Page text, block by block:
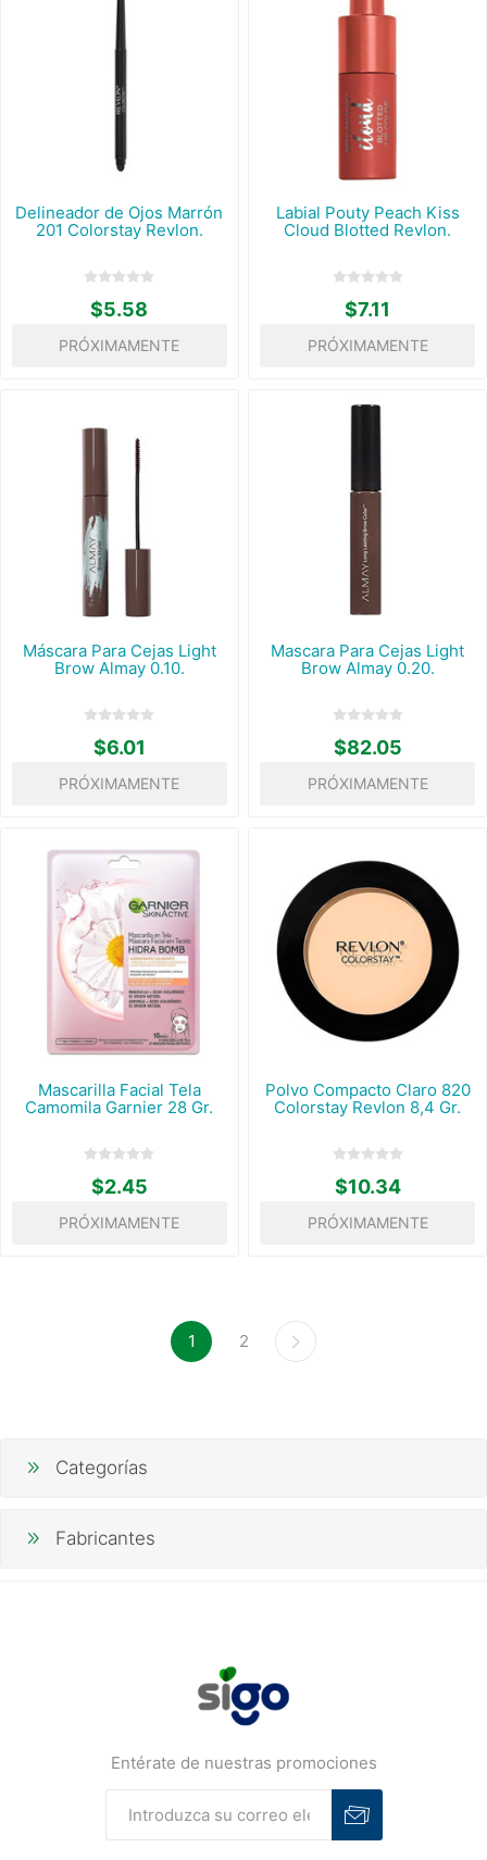
Delineador de Ojos Marrón
201 Colorstay Revlon.
$5.58
PRÓXIMAMENTE
Labial Pouty Peach Kiss
Cloud Blotted Revlon.
$7.11
PRÓXIMAMENTE
Máscara Para Cejas Light
Brow Almay 0.10.
$6.01
PRÓXIMAMENTE
Mascara Para Cejas Light
Brow Almay 0.20.
$82.05
PRÓXIMAMENTE
Mascarilla Facial Tela
Camomila Garnier 28 Gr.
$2.45
PRÓXIMAMENTE
Polvo Compacto Claro 820
Colorstay Revlon 8,4 Gr.
$10.34
PRÓXIMAMENTE
1 2
Categorías
Fabricantes
Entérate de nuestras promociones